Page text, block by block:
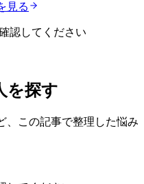
見る
認してください
を探す
、この記事で整理した悩み